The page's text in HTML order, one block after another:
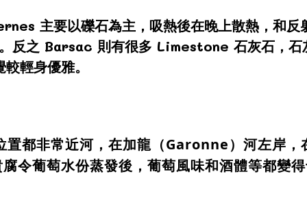
主要以礫石為主，吸熱後在晚上散熱，和反
反之 Barsac 則有很多 Limestone 石灰石，石
輕身優雅。
都非常近河，在加龍（Garonne）河左岸，
令葡萄水份蒸發後，葡萄風味和酒體等都變